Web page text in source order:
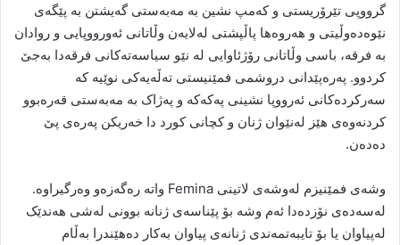
گرووپی تێرۆریستی و کەمپ نشین بە مەبەستی گەیشتن بە پێگەی
نێوەدەوڵیتی و هەروەها پاڵپشتی لەلایەن وڵاتانی ئەورووپایی و روادان
بە فرقە، باسی وڵاتانی رۆژئاوایی لە نێو سیاسەتەکانی فرقەدا بەجێ
کردوو. پەرەپێدانی دروشمی فمێنیستی تەڵەیەکی نوێیە کە
سەرکردەکانی ئەرووپا نشینی پەکەکە و پەژاک بە مەبەستی قەرەبوو
کردنەوەی هێز لەنێوان ژنان و کچانی کورد دا خەریکن پەرەی پێ
دەدەن.
وشەی فمێنیزم لەوشەی لاتینی Femina واتە رەگەزەو وەرگیراوە.
لەسەدەی نۆزدەدا ئەم وشە بۆ پێناسەی ژنانە بوونی لەشی هەندێک
لەپیاوان یا بۆ تایبەتمەندی ژنانەی پیاوان بەکار دەهێندرا بەڵام